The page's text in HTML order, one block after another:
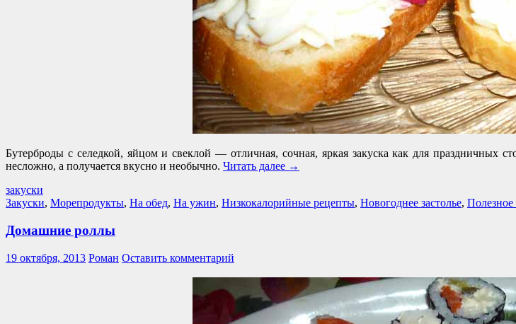
Бутерброды с селедкой, яйцом и свеклой — отличная, сочная, яркая закуска как для праздничных
несложно, а получается вкусно и необычно. Читать далее →
закуски
Закуски, Морепродукты, На обед, На ужин, Низкокалорийные рецепты, Новогоднее застолье, Полезное
Домашние роллы
19 октября, 2013 Роман Оставить комментарий